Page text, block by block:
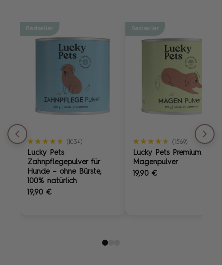
Bestseller
★★★★★
★★★★★ (1034)
Lucky Pets
Zahnpflegepulver für
Hunde – ohne Bürste,
100% natürlich
19,90 €
Bestseller
★★★★★
★★★★★ (1569)
Lucky Pets Premium
Magenpulver
19,90 €